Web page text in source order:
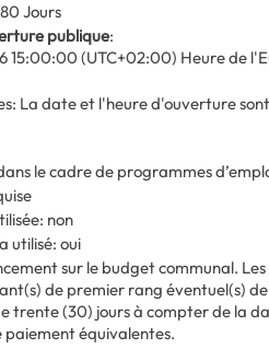
Jours
publique:
15:00:00 (UTC+02:00) Heure de
: La date et l'heure d'ouverture
le cadre de programmes
: non
utilisé: oui
sur le budget communal.
de premier rang éventuel(s)
trente (30) jours à compter de la
paiement équivalentes.